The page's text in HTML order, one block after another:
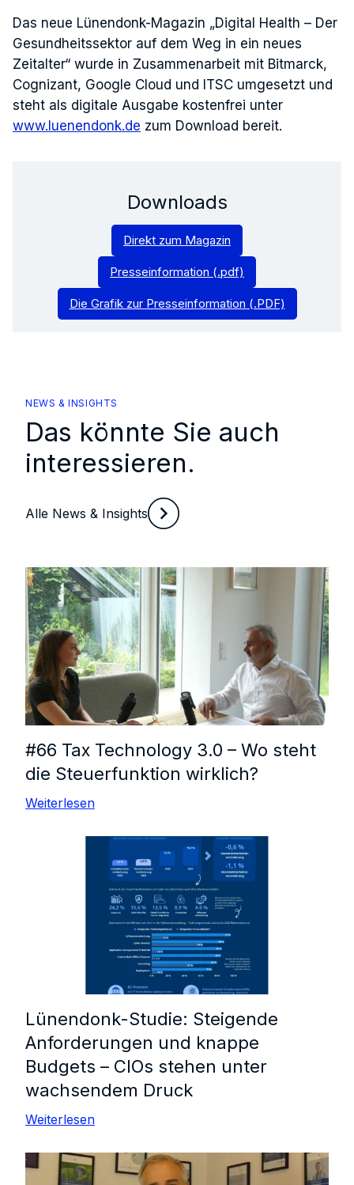
Das neue Lünendonk-Magazin „Digital Health – Der
Gesundheitssektor auf dem Weg in ein neues
Zeitalter“ wurde in Zusammenarbeit mit Bitmarck,
Cognizant, Google Cloud und ITSC umgesetzt und
steht als digitale Ausgabe kostenfrei unter
www.luenendonk.de zum Download bereit.
Downloads
Direkt zum Magazin
Presseinformation (.pdf)
Die Grafik zur Presseinformation (.PDF)
NEWS & INSIGHTS
Das könnte Sie auch
interessieren.
Alle News & Insights
#66 Tax Technology 3.0 – Wo steht
die Steuerfunktion wirklich?
Weiterlesen
Lünendonk-Studie: Steigende
Anforderungen und knappe
Budgets – CIOs stehen unter
wachsendem Druck
Weiterlesen